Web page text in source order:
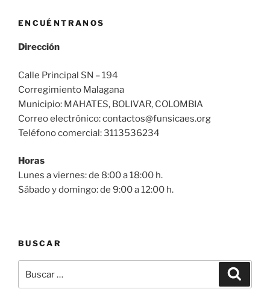
ENCUÉNTRANOS
Dirección
Calle Principal SN – 194
Corregimiento Malagana
Municipio: MAHATES, BOLIVAR, COLOMBIA
Correo electrónico: contactos@funsicaes.org
Teléfono comercial: 3113536234
Horas
Lunes a viernes: de 8:00 a 18:00 h.
Sábado y domingo: de 9:00 a 12:00 h.
BUSCAR
por: